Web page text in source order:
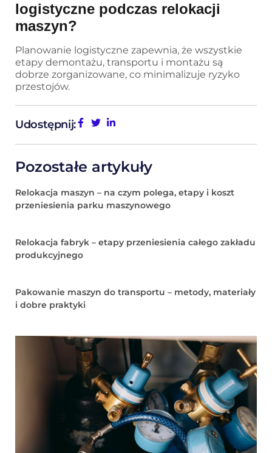
logistyczne podczas relokacji
maszyn?
Planowanie logistyczne zapewnia, że wszystkie
etapy demontażu, transportu i montażu są
dobrze zorganizowane, co minimalizuje ryzyko
przestojów.
Udostępnij:
Pozostałe artykuły
Relokacja maszyn – na czym polega, etapy i koszt
przeniesienia parku maszynowego
Relokacja fabryk – etapy przeniesienia całego zakładu
produkcyjnego
Pakowanie maszyn do transportu – metody, materiały
i dobre praktyki